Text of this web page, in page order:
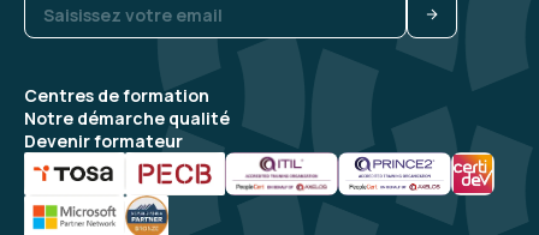
Centres de formation
Notre démarche qualité
Devenir formateur